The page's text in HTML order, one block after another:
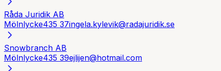
Råda Juridik AB
Mölnlycke435 37ingela.kylevik@radajuridik.se
Snowbranch AB
Mölnlycke435 39ejlijen@hotmail.com